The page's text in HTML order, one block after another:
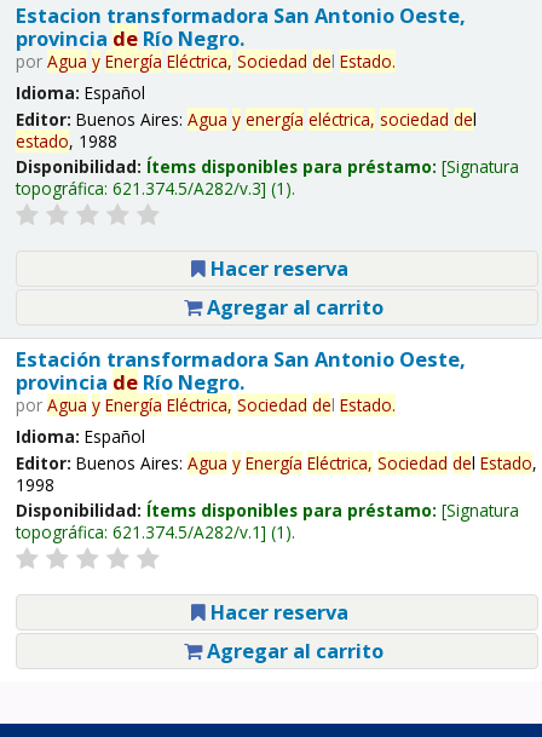
Estacion transformadora San Antonio Oeste,
provincia deRío Negro.
por Agua y Energía Eléctrica, Sociedad del Estado.
Idioma: Español
Editor: Buenos Aires: Agua y energía eléctrica, sociedad del
estado, 1988
Disponibilidad: Ítems disponibles para préstamo: Signatura
topográfica: 621.374.5/A282/v.3 (1).
Hacer reserva
Agregar al carrito
Estación transformadora San Antonio Oeste,
provincia deRío Negro.
por Agua y Energía Eléctrica, Sociedad del Estado.
Idioma: Español
Editor: Buenos Aires: Agua y Energía Eléctrica, Sociedad del Estado,
1998
Disponibilidad: Ítems disponibles para préstamo: Signatura
topográfica: 621.374.5/A282/v.1 (1).
Hacer reserva
Agregar al carrito